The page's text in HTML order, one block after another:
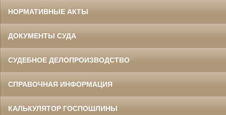
НОРМАТИВНЫЕ АКТЫ
ДОКУМЕНТЫ СУДА
СУДЕБНОЕ ДЕЛОПРОИЗВОДСТВО
СПРАВОЧНАЯ ИНФОРМАЦИЯ
КАЛЬКУЛЯТОР ГОСПОШЛИНЫ